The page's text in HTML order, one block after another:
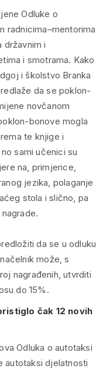
Odluke o
radnicima–mentorima
državnim i
i smotrama. Kako
i školstvo Branka
da se poklon-
novčanom
bonove mogla
te knjige i
sami učenici su
na, primjerice,
jezika, polaganje
stola i slično, pa
da se u odluku
može, s
nagrađenih, utvrditi
do 15%.
čak 12 novih
Odluka o autotaksi
autotaksi djelatnosti